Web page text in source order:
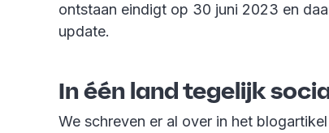
ontstaan eindigt op 30 juni 2023 en
update.
In één land tegelijk
We schreven er al over in het blogartikel